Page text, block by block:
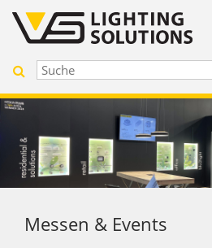
Messen & Events